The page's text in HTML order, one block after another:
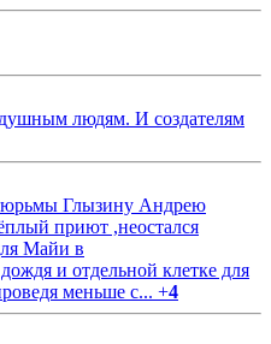
людям. И создателям
Глызину Андрею
приют ,неостался
Майи в
и отдельной клетке для
меньше с... +4